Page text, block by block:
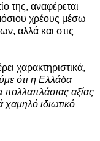
της, αναφέρεται
χρέους μέσω
αλλά και στις
χαρακτηριστικά,
ότι η Ελλάδα
πολλαπλάσιας αξίας
χαμηλό ιδιωτικό